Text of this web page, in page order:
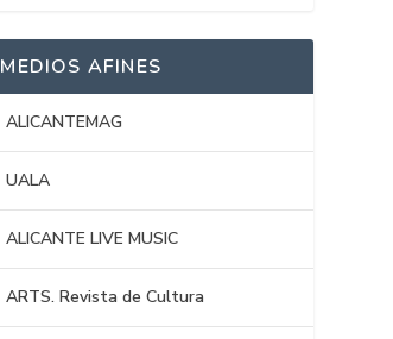
MEDIOS AFINES
ALICANTEMAG
UALA
ALICANTE LIVE MUSIC
ARTS. Revista de Cultura